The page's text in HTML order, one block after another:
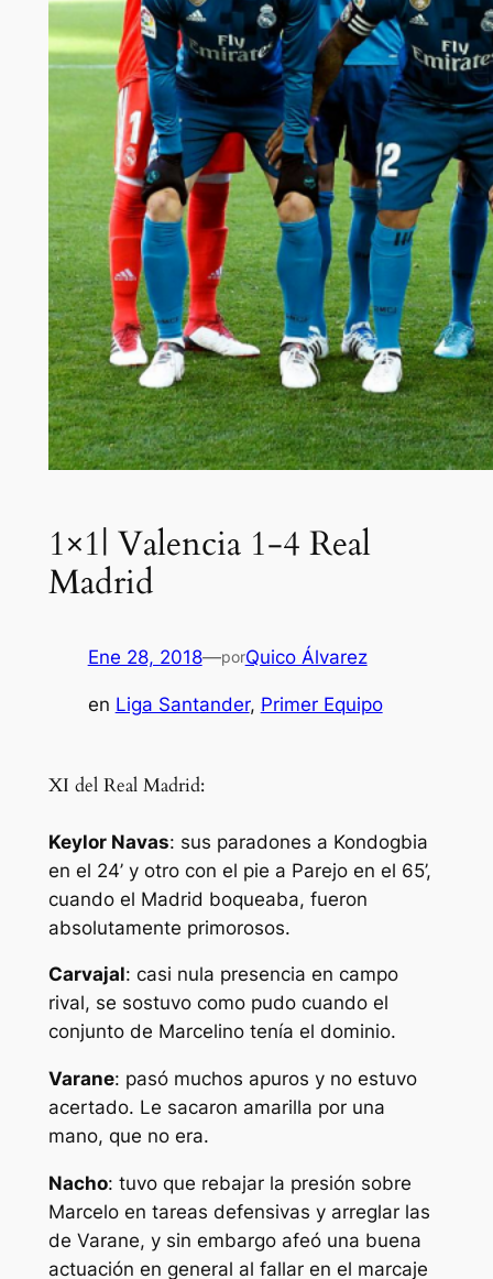
1×1| Valencia 1-4 Real
Madrid
Ene 28, 2018—porQuico Álvarez
en Liga Santander, Primer Equipo
XI del Real Madrid:
Keylor Navas: sus paradones a Kondogbia
en el 24’ y otro con el pie a Parejo en el 65’,
cuando el Madrid boqueaba, fueron
absolutamente primorosos.
Carvajal: casi nula presencia en campo
rival, se sostuvo como pudo cuando el
conjunto de Marcelino tenía el dominio.
Varane: pasó muchos apuros y no estuvo
acertado. Le sacaron amarilla por una
mano, que no era.
Nacho: tuvo que rebajar la presión sobre
Marcelo en tareas defensivas y arreglar las
de Varane, y sin embargo afeó una buena
actuación en general al fallar en el marcaje